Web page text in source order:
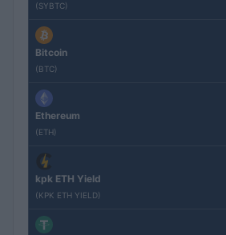
(SYBTC)
Bitcoin
(BTC)
Ethereum
(ETH)
kpk ETH Yield
(KPK ETH YIELD)